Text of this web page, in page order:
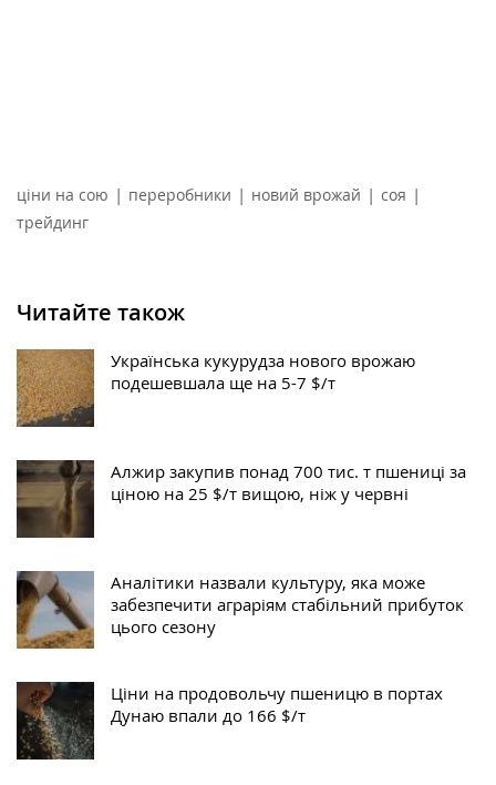
ціни на сою | переробники | новий врожай | соя |
трейдинг
Читайте також
Українська кукурудза нового врожаю
подешевшала ще на 5-7 $/т
Алжир закупив понад 700 тис. т пшениці за
ціною на 25 $/т вищою, ніж у червні
Аналітики назвали культуру, яка може
забезпечити аграріям стабільний прибуток
цього сезону
Ціни на продовольчу пшеницю в портах
Дунаю впали до 166 $/т